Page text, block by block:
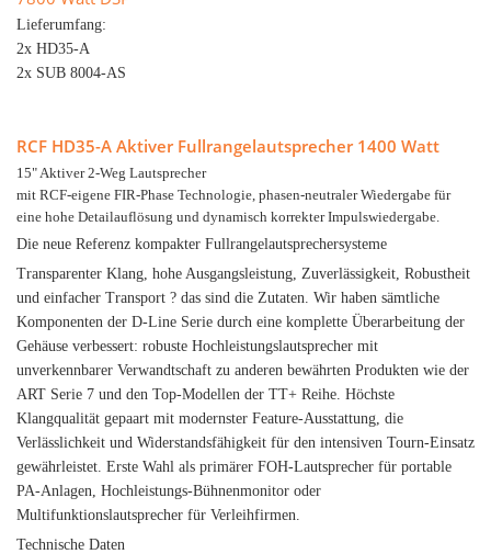
Lieferumfang:
2x HD35-A
2x SUB 8004-AS
RCF HD35-A Aktiver Fullrangelautsprecher 1400 Watt
15" Aktiver 2-Weg Lautsprecher
mit RCF-eigene FIR-Phase Technologie, phasen-neutraler Wiedergabe für
eine hohe Detailauflösung und dynamisch korrekter Impulswiedergabe.
Die neue Referenz kompakter Fullrangelautsprechersysteme
Transparenter Klang, hohe Ausgangsleistung, Zuverlässigkeit, Robustheit
und einfacher Transport ? das sind die Zutaten. Wir haben sämtliche
Komponenten der D-Line Serie durch eine komplette Überarbeitung der
Gehäuse verbessert: robuste Hochleistungslautsprecher mit
unverkennbarer Verwandtschaft zu anderen bewährten Produkten wie der
ART Serie 7 und den Top-Modellen der TT+ Reihe. Höchste
Klangqualität gepaart mit modernster Feature-Ausstattung, die
Verlässlichkeit und Widerstandsfähigkeit für den intensiven Tourn-Einsatz
gewährleistet. Erste Wahl als primärer FOH-Lautsprecher für portable
PA-Anlagen, Hochleistungs-Bühnenmonitor oder
Multifunktionslautsprecher für Verleihfirmen.
Technische Daten